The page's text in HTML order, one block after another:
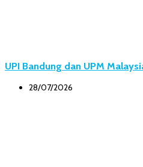
UPI Bandung dan UPM
28/07/2026